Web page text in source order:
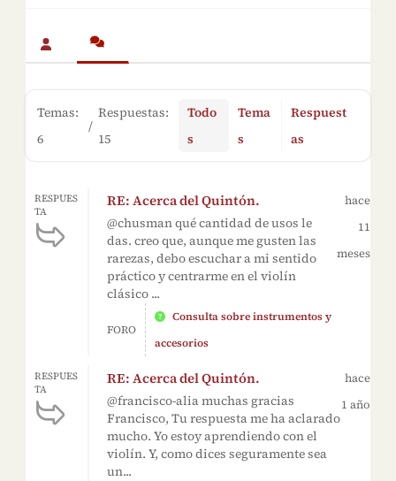
Temas:
6
/
Respuestas:
15
Todo
s
Tema
s
Respuest
as
RESPUES
TA
RE: Acerca del Quintón.
@chusman qué cantidad de usos le
das. creo que, aunque me gusten las
rarezas, debo escuchar a mi sentido
práctico y centrarme en el violín
clásico ...
hace
11
meses
FORO
Consulta sobre instrumentos y
accesorios
RESPUES
TA
RE: Acerca del Quintón.
@francisco-alia muchas gracias
Francisco, Tu respuesta me ha aclarado
mucho. Yo estoy aprendiendo con el
violín. Y, como dices seguramente sea
un...
hace
1 año